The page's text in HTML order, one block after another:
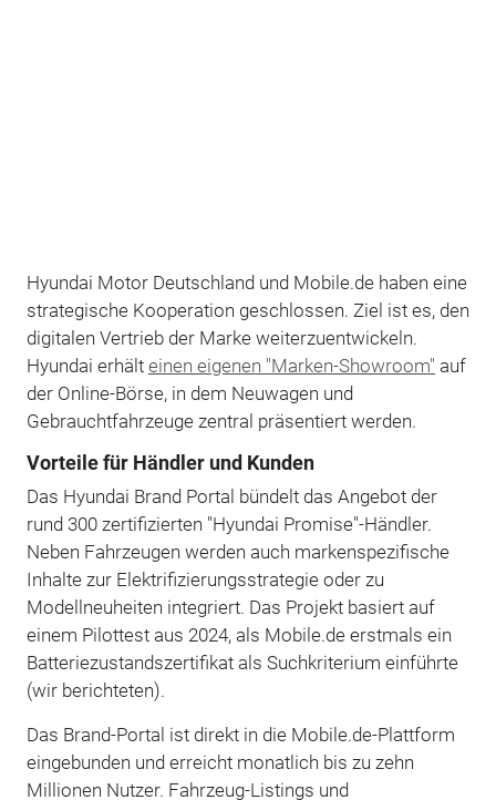
Hyundai Motor Deutschland und Mobile.de haben eine
strategische Kooperation geschlossen. Ziel ist es, den
digitalen Vertrieb der Marke weiterzuentwickeln.
Hyundai erhält einen eigenen "Marken-Showroom" auf
der Online-Börse, in dem Neuwagen und
Gebrauchtfahrzeuge zentral präsentiert werden.
Vorteile für Händler und Kunden
Das Hyundai Brand Portal bündelt das Angebot der
rund 300 zertifizierten "Hyundai Promise"-Händler.
Neben Fahrzeugen werden auch markenspezifische
Inhalte zur Elektrifizierungsstrategie oder zu
Modellneuheiten integriert. Das Projekt basiert auf
einem Pilottest aus 2024, als Mobile.de erstmals ein
Batteriezustandszertifikat als Suchkriterium einführte
(wir berichteten).
Das Brand-Portal ist direkt in die Mobile.de-Plattform
eingebunden und erreicht monatlich bis zu zehn
Millionen Nutzer. Fahrzeug-Listings und